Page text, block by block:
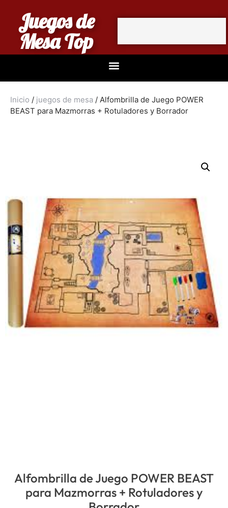
Juegos de
Mesa Top
Inicio / juegos de mesa / Alfombrilla de Juego POWER
BEAST para Mazmorras + Rotuladores y Borrador
Alfombrilla de Juego POWER BEAST
para Mazmorras + Rotuladores y